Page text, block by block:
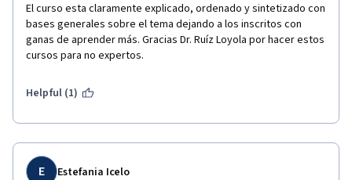
El curso esta claramente explicado, ordenado y sintetizado con
bases generales sobre el tema dejando a los inscritos con
ganas de aprender más. Gracias Dr. Ruíz Loyola por hacer estos
cursos para no expertos.
Helpful (1)
E Estefania Icelo